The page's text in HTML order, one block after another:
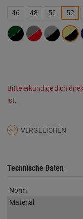
Link
auf
46 48 50 52
Bitte erkundige dich
ist.
VERGLEICHEN
Technische Daten
Norm
Material